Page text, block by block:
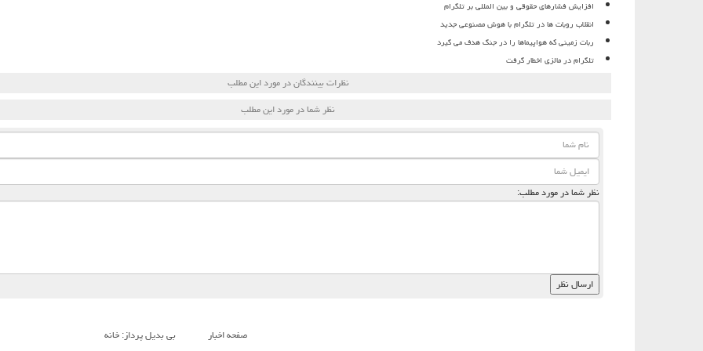
افزایش فشارهای حقوقی و بین المللی بر تلگرام
انقلاب روبات ها در تلگرام با هوش مصنوعی جدید
ربات زمینی که هواپیماها را در جنگ هدف می گیرد
تلگرام در مالزی اخطار گرفت
نظرات بینندگان در مورد این مطلب
نظر شما در مورد این مطلب
نظر شما در مورد مطلب:
صفحه اخبار بی بدیل پرداز: خانه